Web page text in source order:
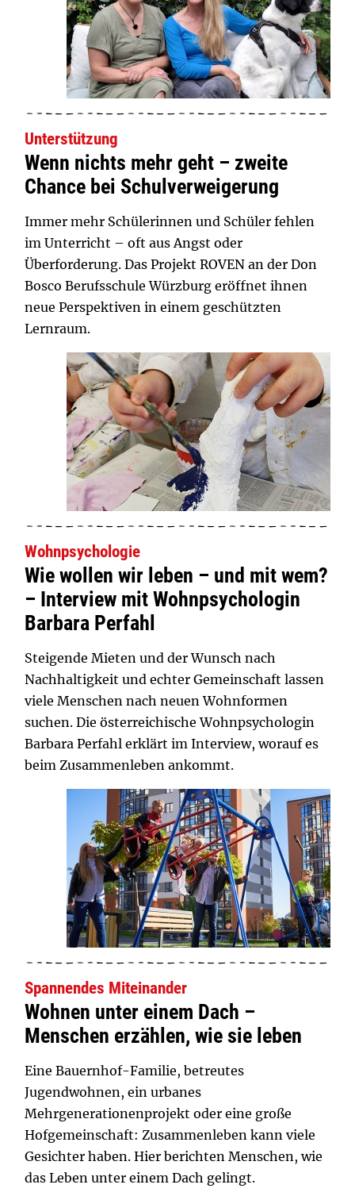
Unterstützung
Wenn nichts mehr geht – zweite
Chance bei Schulverweigerung
Immer mehr Schülerinnen und Schüler fehlen
im Unterricht – oft aus Angst oder
Überforderung. Das Projekt ROVEN an der Don
Bosco Berufsschule Würzburg eröffnet ihnen
neue Perspektiven in einem geschützten
Lernraum.
Wohnpsychologie
Wie wollen wir leben – und mit wem?
– Interview mit Wohnpsychologin
Barbara Perfahl
Steigende Mieten und der Wunsch nach
Nachhaltigkeit und echter Gemeinschaft lassen
viele Menschen nach neuen Wohnformen
suchen. Die österreichische Wohnpsychologin
Barbara Perfahl erklärt im Interview, worauf es
beim Zusammenleben ankommt.
Spannendes Miteinander
Wohnen unter einem Dach –
Menschen erzählen, wie sie leben
Eine Bauernhof-Familie, betreutes
Jugendwohnen, ein urbanes
Mehrgenerationenprojekt oder eine große
Hofgemeinschaft: Zusammenleben kann viele
Gesichter haben. Hier berichten Menschen, wie
das Leben unter einem Dach gelingt.